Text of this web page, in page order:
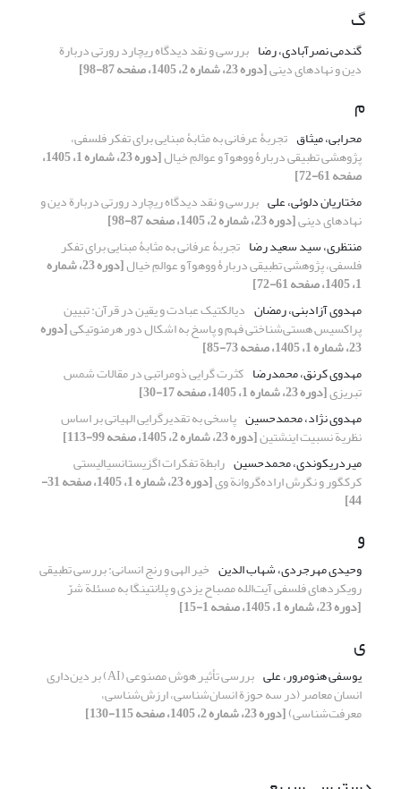
گ
گندمی نصرآبادی، رضا بررسی و نقد دیدگاه ریچارد رورتی دربارة
دین و نهادهای دینی[دوره 23، شماره 2، 1405، صفحه 87-98]
م
محرابی، میثاق تجربۀ عرفانی به ‌مثابۀ مبنایی برای تفکر فلسفی،
پژوهشی تطبیقی دربارۀ ووهوآ و عوالمِ خیال [دوره 23، شماره 1، 1405،
صفحه 61-72]
مختاریان دلوئی، علی بررسی و نقد دیدگاه ریچارد رورتی دربارة دین و
نهادهای دینی[دوره 23، شماره 2، 1405، صفحه 87-98]
منتظری، سید سعید رضا تجربۀ عرفانی به ‌مثابۀ مبنایی برای تفکر
فلسفی، پژوهشی تطبیقی دربارۀ ووهوآ و عوالمِ خیال [دوره 23، شماره
1، 1405، صفحه 61-72]
مهدوی آزادبنی، رمضان دیالکتیک عبادت و یقین در قرآن: تبیین
پراکسیس هستی‌شناختی فهم و پاسخ به اشکال دور هرمنوتیکی[دوره
23، شماره 1، 1405، صفحه 73-85]
مهدوی کرنق، محمدرضا کثرت گرایی ذومراتبی در مقالات شمس
تبریزی[دوره 23، شماره 1، 1405، صفحه 17-30]
مهدوی نژاد، محمدحسین پاسخی به تقدیرگرایی الهیاتی بر اساس
نظریة نسبیت اینشتین[دوره 23، شماره 2، 1405، صفحه 99-113]
میردریکوندی، محمدحسین رابطة تفکرات اگزیستانسیالیستی
کرکگور و نگرش اراده‌گروانة وی [دوره 23، شماره 1، 1405، صفحه 31-
44]
و
وحیدی مهرجردی، شهاب الدین خیر الهی و رنج انسانی: بررسی تطبیقی
رویکردهای فلسفی آیت‌الله مصباح یزدی و پلانتینگا به مسئلة شرّ
[دوره 23، شماره 1، 1405، صفحه 1-15]
ی
یوسفی هنومرور، علی بررسی تأثیر هوش مصنوعی (AI) بر دین‌داری
انسان معاصر (در سه حوزة انسان‌شناسی، ارزش‌شناسی،
معرفت‌شناسی)[دوره 23، شماره 2، 1405، صفحه 115-130]